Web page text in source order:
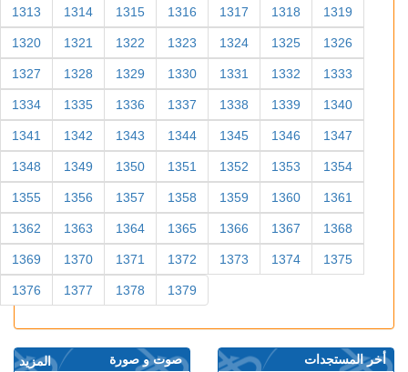
1313 1314 1315 1316 1317 1318 1319
1320 1321 1322 1323 1324 1325 1326
1327 1328 1329 1330 1331 1332 1333
1334 1335 1336 1337 1338 1339 1340
1341 1342 1343 1344 1345 1346 1347
1348 1349 1350 1351 1352 1353 1354
1355 1356 1357 1358 1359 1360 1361
1362 1363 1364 1365 1366 1367 1368
1369 1370 1371 1372 1373 1374 1375
1376 1377 1378 1379
المزيد صوت و صورة
أخر المستجدات